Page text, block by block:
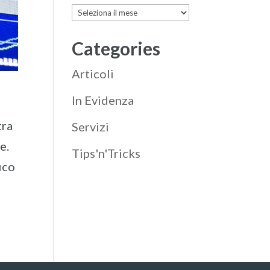
Archives
Categories
Articoli
In Evidenza
Servizi
Tips'n'Tricks